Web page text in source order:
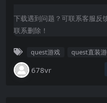
下载遇到问题？可联系客服反
联系删除！
quest游戏 quest直装
678vr